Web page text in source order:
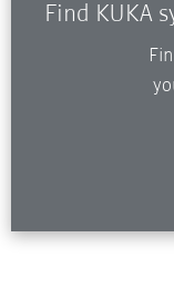
Find KUKA